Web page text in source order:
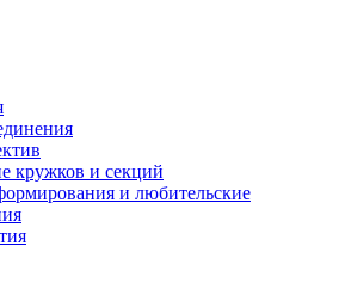
кружков и секций
и любительские